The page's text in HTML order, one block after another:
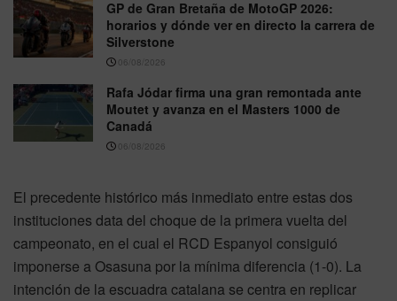
GP de Gran Bretaña de MotoGP 2026:
horarios y dónde ver en directo la carrera de
Silverstone
06/08/2026
Rafa Jódar firma una gran remontada ante
Moutet y avanza en el Masters 1000 de
Canadá
06/08/2026
El precedente histórico más inmediato entre estas dos
instituciones data del choque de la primera vuelta del
campeonato, en el cual el RCD Espanyol consiguió
imponerse a Osasuna por la mínima diferencia (1-0). La
intención de la escuadra catalana se centra en replicar